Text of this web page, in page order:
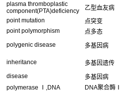
plasma thromboplastic
component(PTA)deficiency
乙型血友病
point mutation
点突变
point polymorphism
点多态
polygenic disease
多基因病
inheritance
多基因遗传
disease
多基因病
polymerase Ⅰ,DNA
DNA聚合酶Ⅰ